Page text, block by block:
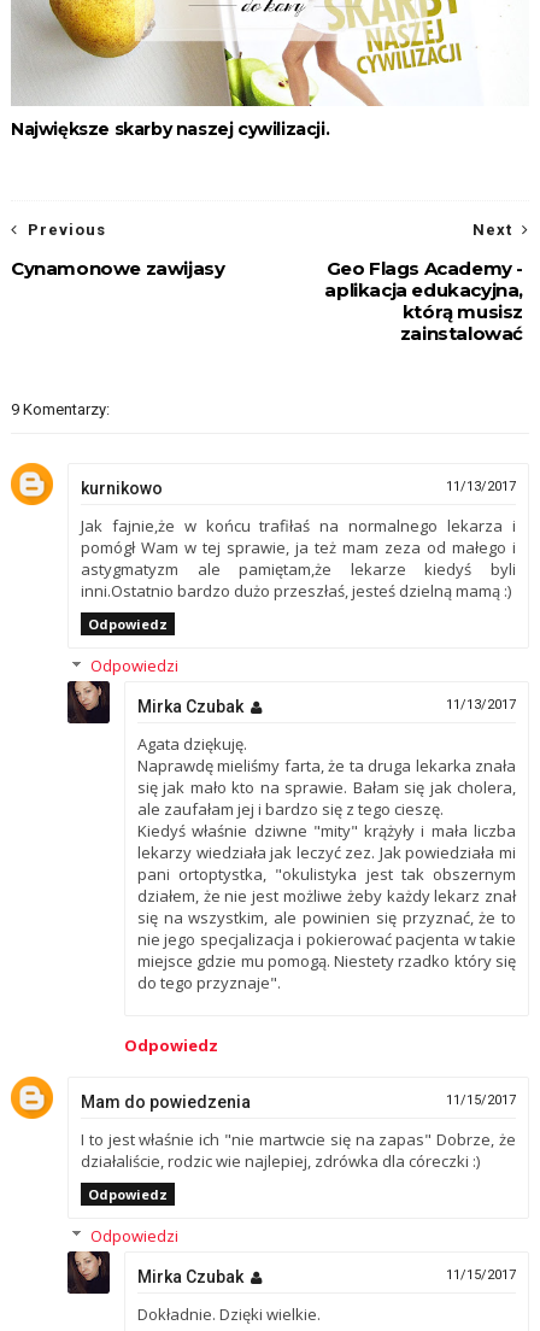
Największe skarby naszej cywilizacji.
Next
Geo Flags Academy -
aplikacja edukacyjna,
którą musisz
zainstalować
Previous
Cynamonowe zawijasy
9 Komentarzy:
kurnikowo 11/13/2017
Jak fajnie,że w końcu trafiłaś na normalnego lekarza i
pomógł Wam w tej sprawie, ja też mam zeza od małego i
astygmatyzm ale pamiętam,że lekarze kiedyś byli
inni.Ostatnio bardzo dużo przeszłaś, jesteś dzielną mamą :)
Odpowiedz
Odpowiedzi
Mirka Czubak 11/13/2017
Agata dziękuję.
Naprawdę mieliśmy farta, że ta druga lekarka znała
się jak mało kto na sprawie. Bałam się jak cholera,
ale zaufałam jej i bardzo się z tego cieszę.
Kiedyś właśnie dziwne "mity" krążyły i mała liczba
lekarzy wiedziała jak leczyć zez. Jak powiedziała mi
pani ortoptystka, "okulistyka jest tak obszernym
działem, że nie jest możliwe żeby każdy lekarz znał
się na wszystkim, ale powinien się przyznać, że to
nie jego specjalizacja i pokierować pacjenta w takie
miejsce gdzie mu pomogą. Niestety rzadko który się
do tego przyznaje".
Odpowiedz
Mam do powiedzenia 11/15/2017
I to jest właśnie ich "nie martwcie się na zapas" Dobrze, że
działaliście, rodzic wie najlepiej, zdrówka dla córeczki :)
Odpowiedz
Odpowiedzi
Mirka Czubak 11/15/2017
Dokładnie. Dzięki wielkie.